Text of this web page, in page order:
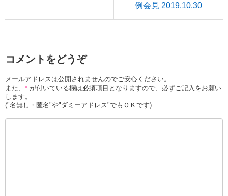
例会見 2019.10.30
コメントをどうぞ
メールアドレスは公開されませんのでご安心ください。
また、 * が付いている欄は必須項目となりますので、必ずご記入をお願い
します。
("名無し・匿名"や"ダミーアドレス"でもＯＫです)